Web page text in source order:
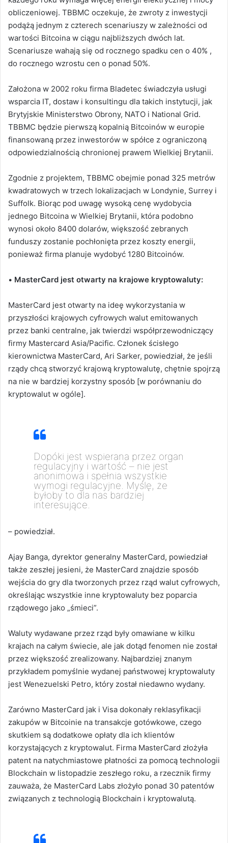
obliczeniowej. TBBMC oczekuje, że zwroty z inwestycji
podążą jednym z czterech scenariuszy w zależności od
wartości Bitcoina w ciągu najbliższych dwóch lat.
Scenariusze wahają się od rocznego spadku cen o 40% ,
do rocznego wzrostu cen o ponad 50%.
Założona w 2002 roku firma Bladetec świadczyła usługi
wsparcia IT, dostaw i konsultingu dla takich instytucji, jak
Brytyjskie Ministerstwo Obrony, NATO i National Grid.
TBBMC będzie pierwszą kopalnią Bitcoinów w europie
finansowaną przez inwestorów w spółce z ograniczoną
odpowiedzialnością chronionej prawem Wielkiej Brytanii.
Zgodnie z projektem, TBBMC obejmie ponad 325 metrów
kwadratowych w trzech lokalizacjach w Londynie, Surrey i
Suffolk. Biorąc pod uwagę wysoką cenę wydobycia
jednego Bitcoina w Wielkiej Brytanii, która podobno
wynosi około 8400 dolarów, większość zebranych
funduszy zostanie pochłonięta przez koszty energii,
ponieważ firma planuje wydobyć 1280 Bitcoinów.
• MasterCard jest otwarty na krajowe kryptowaluty:
MasterCard jest otwarty na ideę wykorzystania w
przyszłości krajowych cyfrowych walut emitowanych
przez banki centralne, jak twierdzi współprzewodniczący
firmy Mastercard Asia/Pacific. Członek ścisłego
kierownictwa MasterCard, Ari Sarker, powiedział, że jeśli
rządy chcą stworzyć krajową kryptowalutę, chętnie spojrzą
na nie w bardziej korzystny sposób [w porównaniu do
kryptowalut w ogóle].
Dopóki jest wspierana przez organ
regulacyjny i wartość – nie jest
anonimowa i spełnia wszystkie
wymogi regulacyjne. Myślę, że
byłoby to dla nas bardziej
interesujące.
– powiedział.
Ajay Banga, dyrektor generalny MasterCard, powiedział
także zeszłej jesieni, że MasterCard znajdzie sposób
wejścia do gry dla tworzonych przez rząd walut cyfrowych,
określając wszystkie inne kryptowaluty bez poparcia
rządowego jako „śmieci”.
Waluty wydawane przez rząd były omawiane w kilku
krajach na całym świecie, ale jak dotąd fenomen nie został
przez większość zrealizowany. Najbardziej znanym
przykładem pomyślnie wydanej państwowej kryptowaluty
jest Wenezuelski Petro, który został niedawno wydany.
Zarówno MasterCard jak i Visa dokonały reklasyfikacji
zakupów w Bitcoinie na transakcje gotówkowe, czego
skutkiem są dodatkowe opłaty dla ich klientów
korzystających z kryptowalut. Firma MasterCard złożyła
patent na natychmiastowe płatności za pomocą technologii
Blockchain w listopadzie zeszłego roku, a rzecznik firmy
zauważa, że MasterCard Labs złożyło ponad 30 patentów
związanych z technologią Blockchain i kryptowalutą.